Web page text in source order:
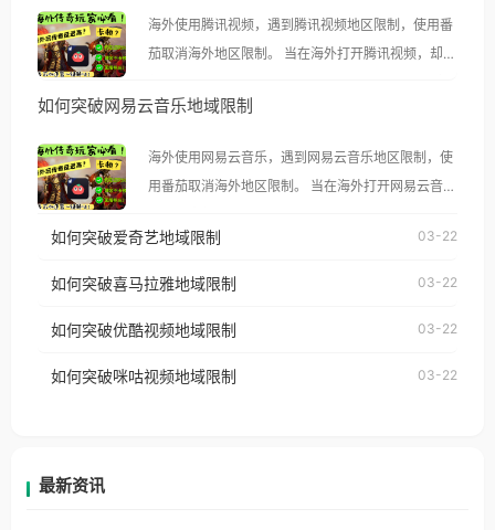
海外使用腾讯视频，遇到腾讯视频地区限制，使用番
茄取消海外地区限制。 当在海外打开腾讯视频，却突
示语。 海外用户如香港、澳门、台湾、美国、加拿
像其他音乐平台一样，出现地区及版权限制问题，且
仅能在中国大陆地区播放。 遇到这个问题的朋友们，
台湾、美国、加拿大、澳大利亚、欧洲等国家和地区
权限制所困扰。
如何突破网易云音乐地域限制
海外使用网易云音乐，遇到网易云音乐地区限制，使
用番茄取消海外地区限制。 当在海外打开网易云音
播放”的提示语。 海外用户如香港、澳门、台湾、美
制问题，且仅能在中国大陆地区播放。 遇到这个问题
户收听网易云音乐地区版权限制」的问题，无论人在
如何突破爱奇艺地域限制 03-22
如何突破喜马拉雅地域限制 03-22
如何突破优酷视频地域限制 03-22
如何突破咪咕视频地域限制 03-22
最新资讯